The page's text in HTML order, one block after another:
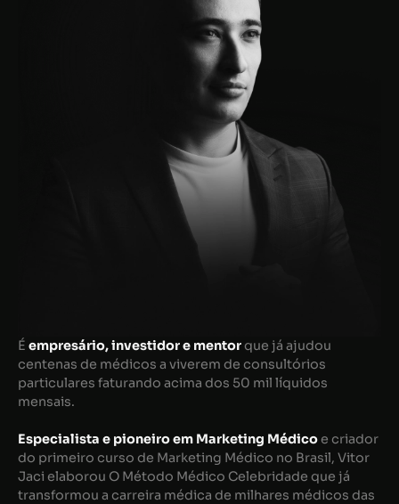
É empresário, investidor e mentorque já ajudou
centenas de médicos a viverem de consultórios
particulares faturando acima dos 50 mil líquidos
mensais.
Especialista e pioneiro em Marketing Médico e criador
do primeiro curso de Marketing Médico no Brasil, Vitor
Jaci elaborou O Método Médico Celebridade que já
transformou a carreira médica de milhares médicos das